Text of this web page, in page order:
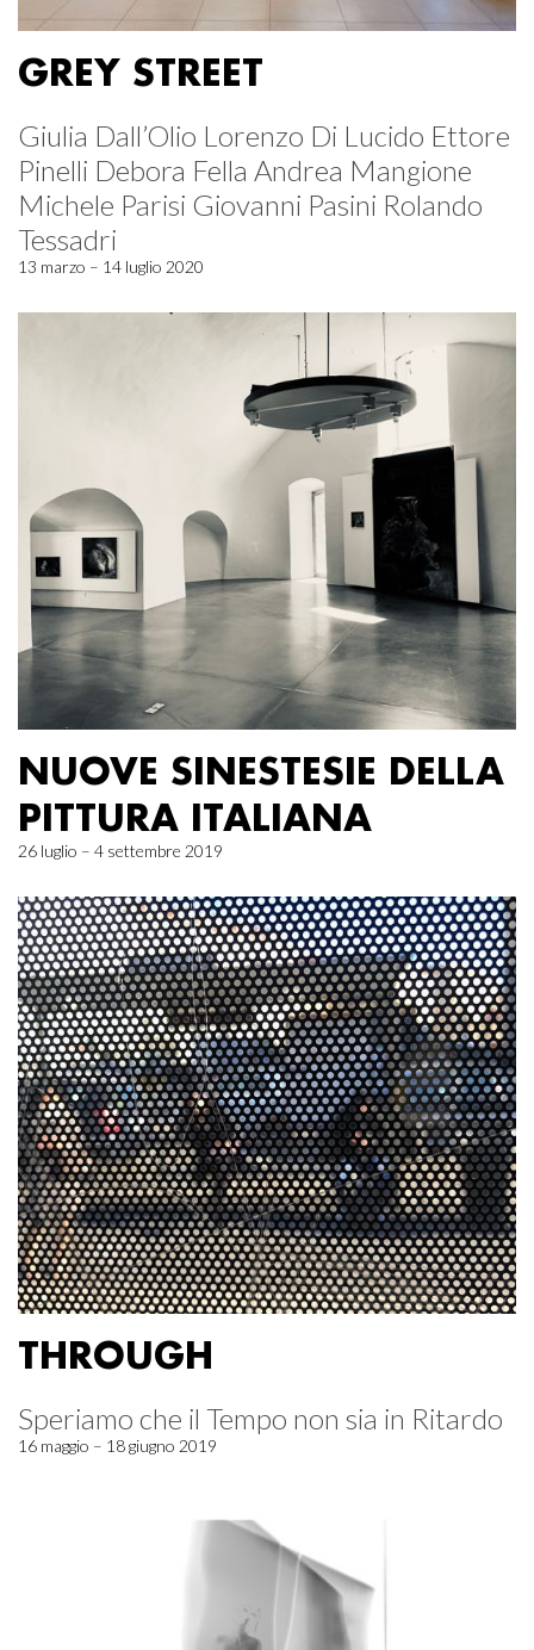
GREY STREET
Giulia Dall’Olio Lorenzo Di Lucido Ettore
Pinelli Debora Fella Andrea Mangione
Michele Parisi Giovanni Pasini Rolando
Tessadri
13 marzo – 14 luglio 2020
NUOVE SINESTESIE DELLA
PITTURA ITALIANA
26 luglio – 4 settembre 2019
THROUGH
Speriamo che il Tempo non sia in Ritardo
16 maggio – 18 giugno 2019